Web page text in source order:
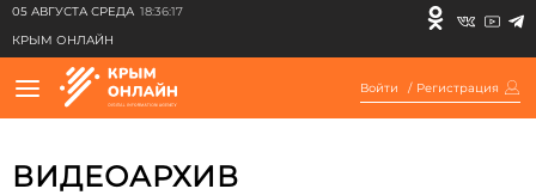
05 АВГУСТА СРЕДА 18:36:17
КРЫМ ОНЛАЙН
Войти / Регистрация
ВИДЕОАРХИВ